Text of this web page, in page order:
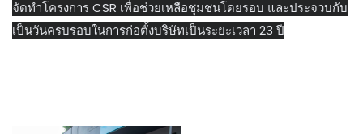
จัดทำโครงการ CSR เพื่อช่วยเหลือชุมชนโดยรอบ และประจวบกับ
เป็นวันครบรอบในการก่อตั้งบริษัทเป็นระยะเวลา 23 ปี